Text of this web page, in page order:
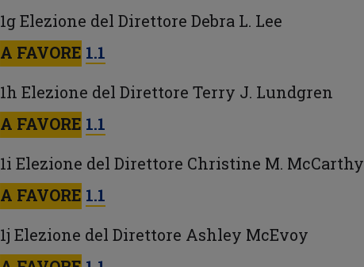
1g Elezione del Direttore Debra L. Lee
A FAVORE 1.1
1h Elezione del Direttore Terry J. Lundgren
A FAVORE 1.1
1i Elezione del Direttore Christine M. McCarthy
A FAVORE 1.1
1j Elezione del Direttore Ashley McEvoy